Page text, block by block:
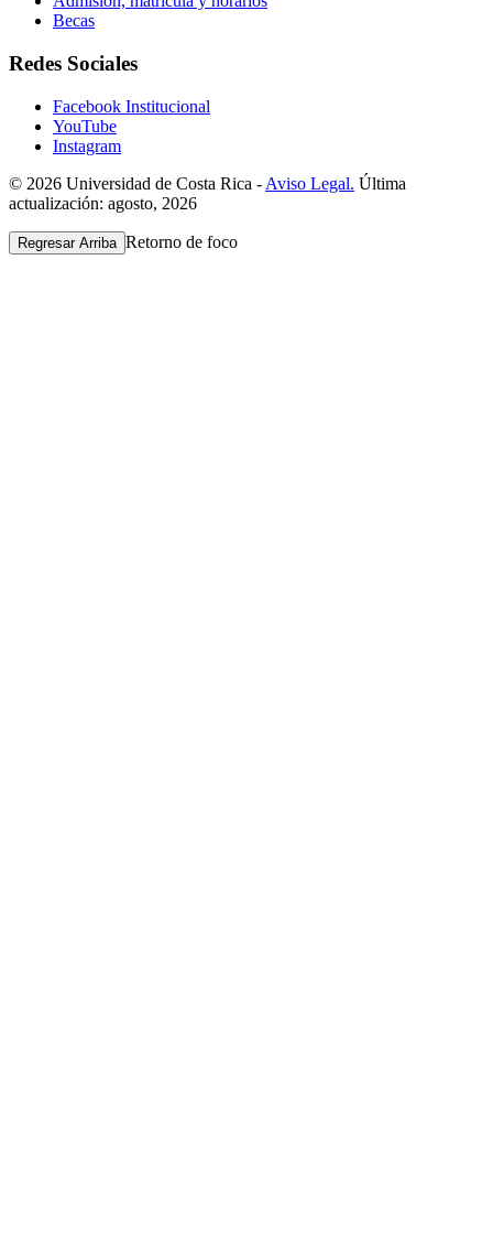
Becas
Redes Sociales
Facebook Institucional
YouTube
Instagram
© 2026 Universidad de Costa Rica - Aviso Legal. Última
actualización: agosto, 2026
Regresar Arriba Retorno de foco